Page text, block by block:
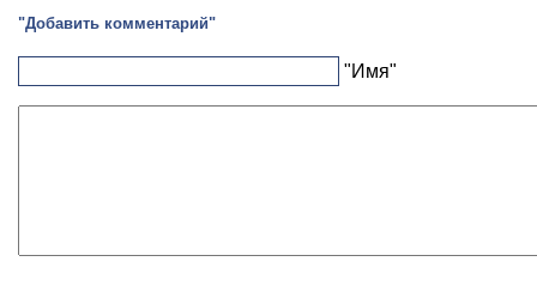
"Добавить комментарий"
"Имя"